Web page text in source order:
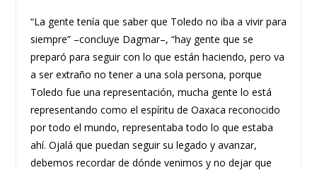
“La gente tenía que saber que Toledo no iba a vivir para
siempre” –concluye Dagmar–, “hay gente que se
preparó para seguir con lo que están haciendo, pero va
a ser extraño no tener a una sola persona, porque
Toledo fue una representación, mucha gente lo está
representando como el espíritu de Oaxaca reconocido
por todo el mundo, representaba todo lo que estaba
ahí. Ojalá que puedan seguir su legado y avanzar,
debemos recordar de dónde venimos y no dejar que